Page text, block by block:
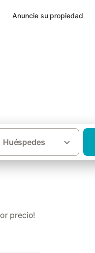
Anuncie su propiedad
Huéspedes
precio!